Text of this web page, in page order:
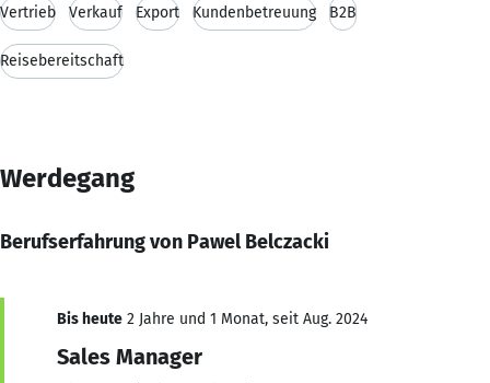
Vertrieb Verkauf Export Kundenbetreuung B2B
Reisebereitschaft
Werdegang
Berufserfahrung von Pawel Belczacki
Bis heute 2 Jahre und 1 Monat, seit Aug. 2024
Sales Manager